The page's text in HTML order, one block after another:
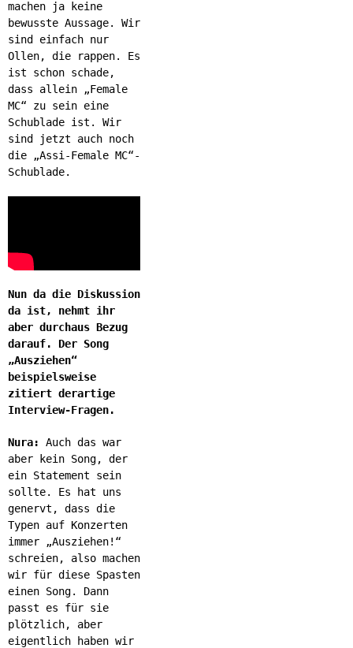
machen ja keine
bewusste Aussage. Wir
sind einfach nur
Ollen, die rappen. Es
ist schon schade,
dass allein „Female
MC“ zu sein eine
Schublade ist. Wir
sind jetzt auch noch
die „Assi-Female MC“-
Schublade.
Nun da die Diskussion
da ist, nehmt ihr
aber durchaus Bezug
darauf. Der Song
„Ausziehen“
beispielsweise
zitiert derartige
Interview-Fragen.
Nura:
Auch das war
aber kein Song, der
ein Statement sein
sollte. Es hat uns
genervt, dass die
Typen auf Konzerten
immer „Ausziehen!“
schreien, also machen
wir für diese Spasten
einen Song. Dann
passt es für sie
plötzlich, aber
eigentlich haben wir